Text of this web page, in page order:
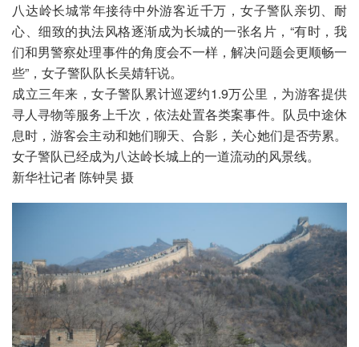
八达岭长城常年接待中外游客近千万，女子警队亲切、耐
心、细致的执法风格逐渐成为长城的一张名片，“有时，我
们和男警察处理事件的角度会不一样，解决问题会更顺畅一
些”，女子警队队长吴婧轩说。
成立三年来，女子警队累计巡逻约1.9万公里，为游客提供
寻人寻物等服务上千次，依法处置各类案事件。队员中途休
息时，游客会主动和她们聊天、合影，关心她们是否劳累。
女子警队已经成为八达岭长城上的一道流动的风景线。
新华社记者 陈钟昊 摄